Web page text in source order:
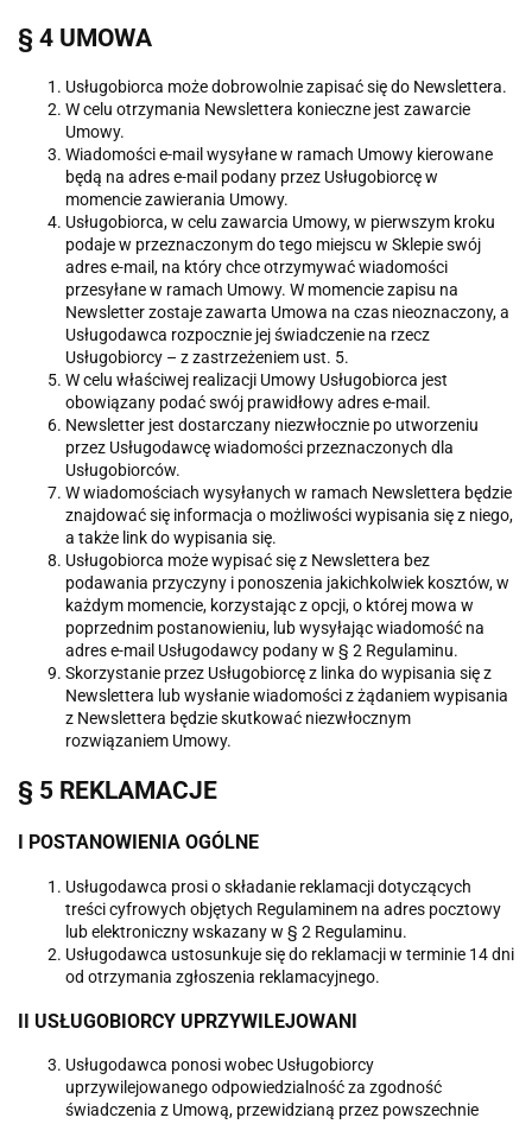
§ 4 UMOWA
Usługobiorca może dobrowolnie zapisać się do Newslettera.
W celu otrzymania Newslettera konieczne jest zawarcie
Umowy.
Wiadomości e-mail wysyłane w ramach Umowy kierowane
będą na adres e-mail podany przez Usługobiorcę w
momencie zawierania Umowy.
Usługobiorca, w celu zawarcia Umowy, w pierwszym kroku
podaje w przeznaczonym do tego miejscu w Sklepie swój
adres e-mail, na który chce otrzymywać wiadomości
przesyłane w ramach Umowy. W momencie zapisu na
Newsletter zostaje zawarta Umowa na czas nieoznaczony, a
Usługodawca rozpocznie jej świadczenie na rzecz
Usługobiorcy – z zastrzeżeniem ust. 5.
W celu właściwej realizacji Umowy Usługobiorca jest
obowiązany podać swój prawidłowy adres e-mail.
Newsletter jest dostarczany niezwłocznie po utworzeniu
przez Usługodawcę wiadomości przeznaczonych dla
Usługobiorców.
W wiadomościach wysyłanych w ramach Newslettera będzie
znajdować się informacja o możliwości wypisania się z niego,
a także link do wypisania się.
Usługobiorca może wypisać się z Newslettera bez
podawania przyczyny i ponoszenia jakichkolwiek kosztów, w
każdym momencie, korzystając z opcji, o której mowa w
poprzednim postanowieniu, lub wysyłając wiadomość na
adres e-mail Usługodawcy podany w § 2 Regulaminu.
Skorzystanie przez Usługobiorcę z linka do wypisania się z
Newslettera lub wysłanie wiadomości z żądaniem wypisania
z Newslettera będzie skutkować niezwłocznym
rozwiązaniem Umowy.
§ 5 REKLAMACJE
I POSTANOWIENIA OGÓLNE
Usługodawca prosi o składanie reklamacji dotyczących
treści cyfrowych objętych Regulaminem na adres pocztowy
lub elektroniczny wskazany w § 2 Regulaminu.
Usługodawca ustosunkuje się do reklamacji w terminie 14 dni
od otrzymania zgłoszenia reklamacyjnego.
II USŁUGOBIORCY UPRZYWILEJOWANI
Usługodawca ponosi wobec Usługobiorcy
uprzywilejowanego odpowiedzialność za zgodność
świadczenia z Umową, przewidzianą przez powszechnie